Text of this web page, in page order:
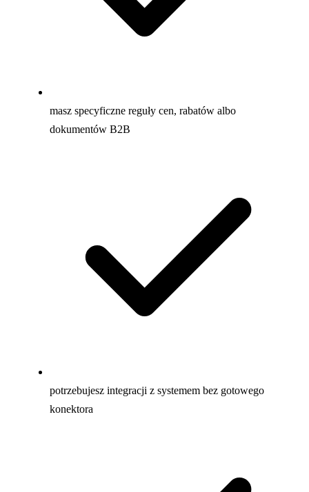
masz specyficzne reguły cen, rabatów albo
dokumentów B2B
potrzebujesz integracji z systemem bez gotowego
konektora